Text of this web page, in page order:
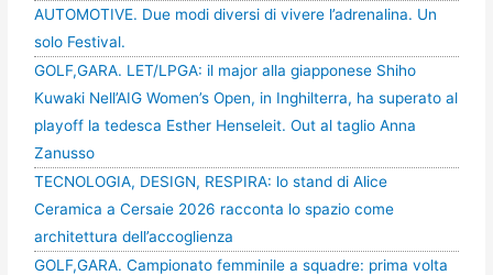
AUTOMOTIVE. Due modi diversi di vivere l’adrenalina. Un
solo Festival.
GOLF,GARA. LET/LPGA: il major alla giapponese Shiho
Kuwaki Nell’AIG Women’s Open, in Inghilterra, ha superato al
playoff la tedesca Esther Henseleit. Out al taglio Anna
Zanusso
TECNOLOGIA, DESIGN, RESPIRA: lo stand di Alice
Ceramica a Cersaie 2026 racconta lo spazio come
architettura dell’accoglienza
GOLF,GARA. Campionato femminile a squadre: prima volta